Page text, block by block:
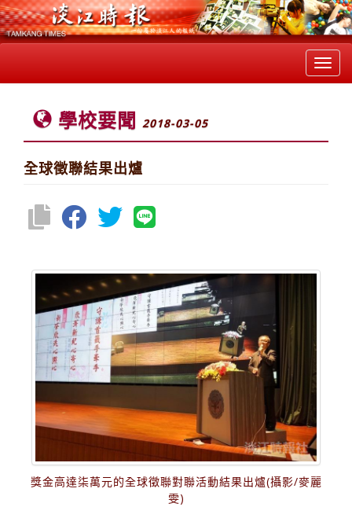
學校要聞 2018-03-05
全球徵聯結果出爐
獎金高達柒萬元的全球徵聯對聯活動結果出爐(攝影/麥麗
雯)